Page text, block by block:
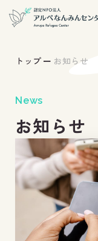
トップ お知らせ
News
お知らせ